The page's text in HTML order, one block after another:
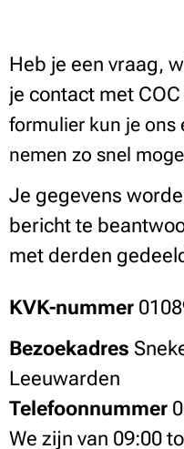
Heb je een vraag,
je contact met
formulier kun je ons
nemen zo snel
Je gegevens
bericht te
met derden
KVK-nummer
Bezoekadres
Leeuwarden
Telefoonnummer
We zijn van 09:00